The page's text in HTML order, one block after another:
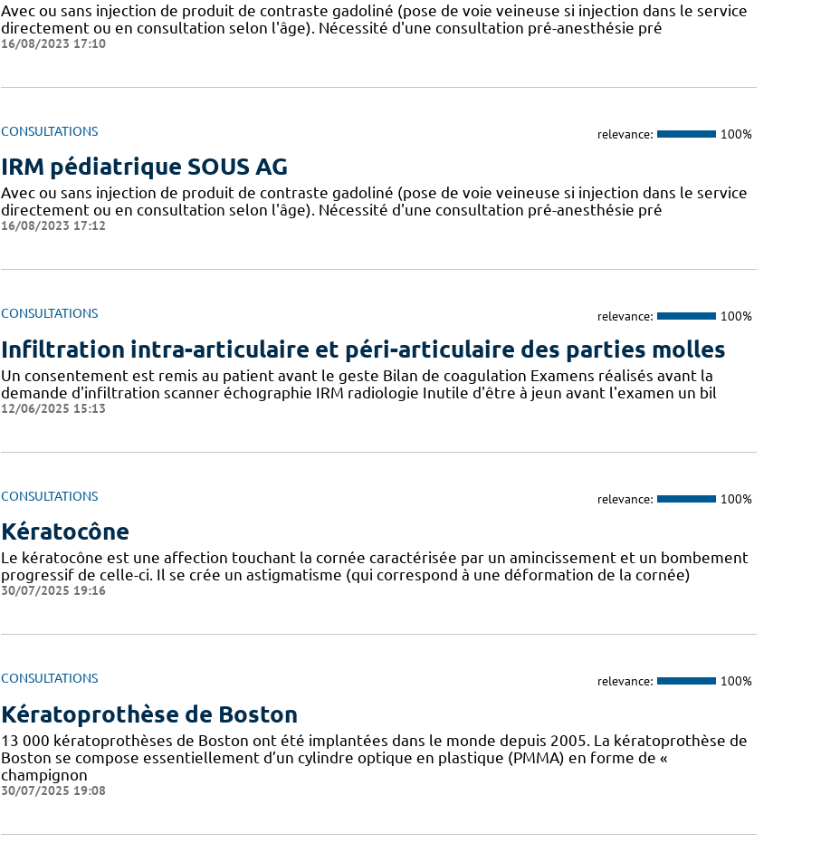
Avec ou sans injection de produit de contraste gadoliné (pose de voie veineuse si injection dans le service
directement ou en consultation selon l'âge). Nécessité d'une consultation pré-anesthésie pré
16/08/2023 17:10
CONSULTATIONS relevance: 100%
IRM pédiatrique SOUS AG
Avec ou sans injection de produit de contraste gadoliné (pose de voie veineuse si injection dans le service
directement ou en consultation selon l'âge). Nécessité d'une consultation pré-anesthésie pré
16/08/2023 17:12
CONSULTATIONS relevance: 100%
Infiltration intra-articulaire et péri-articulaire des parties molles
Un consentement est remis au patient avant le geste Bilan de coagulation Examens réalisés avant la
demande d'infiltration scanner échographie IRM radiologie Inutile d'être à jeun avant l'examen un bil
12/06/2025 15:13
CONSULTATIONS relevance: 100%
Kératocône
Le kératocône est une affection touchant la cornée caractérisée par un amincissement et un bombement
progressif de celle-ci. Il se crée un astigmatisme (qui correspond à une déformation de la cornée)
30/07/2025 19:16
CONSULTATIONS relevance: 100%
Kératoprothèse de Boston
13 000 kératoprothèses de Boston ont été implantées dans le monde depuis 2005. La kératoprothèse de
Boston se compose essentiellement d’un cylindre optique en plastique (PMMA) en forme de «
champignon
30/07/2025 19:08